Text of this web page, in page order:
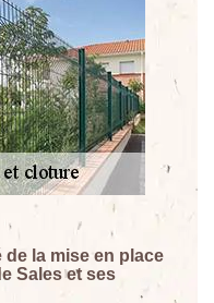
la mise en place
Sales et ses